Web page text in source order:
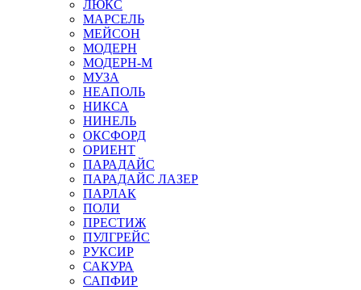
ЛЮКС
МАРСЕЛЬ
МЕЙСОН
МОДЕРН
МОДЕРН-М
МУЗА
НЕАПОЛЬ
НИКСА
НИНЕЛЬ
ОКСФОРД
ОРИЕНТ
ПАРАДАЙС
ПАРАДАЙС ЛАЗЕР
ПАРЛАК
ПОЛИ
ПРЕСТИЖ
ПУЛГРЕЙС
РУКСИР
САКУРА
САПФИР